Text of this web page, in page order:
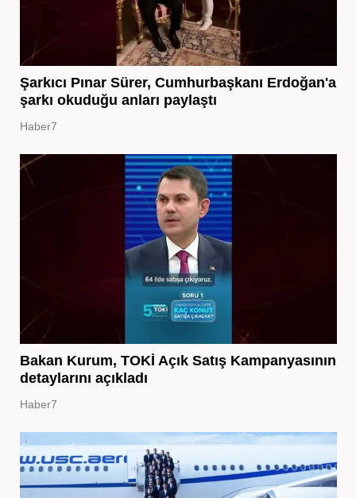
Şarkıcı Pınar Sürer, Cumhurbaşkanı Erdoğan'a
şarkı okuduğu anları paylaştı
Haber7
Bakan Kurum, TOKİ Açık Satış Kampanyasının
detaylarını açıkladı
Haber7